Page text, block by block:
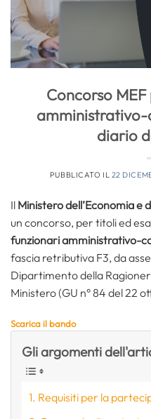
Concorso
diario
PUBBLICATO IL 22
Il Ministero dell’Economia e
un concorso, per titoli ed
funzionari amministrativo-
fascia retributiva F3, da
Dipartimento della
Ministero (GU n° 84 del 22
Scarica il bando
Gli argomenti
Requisiti per la